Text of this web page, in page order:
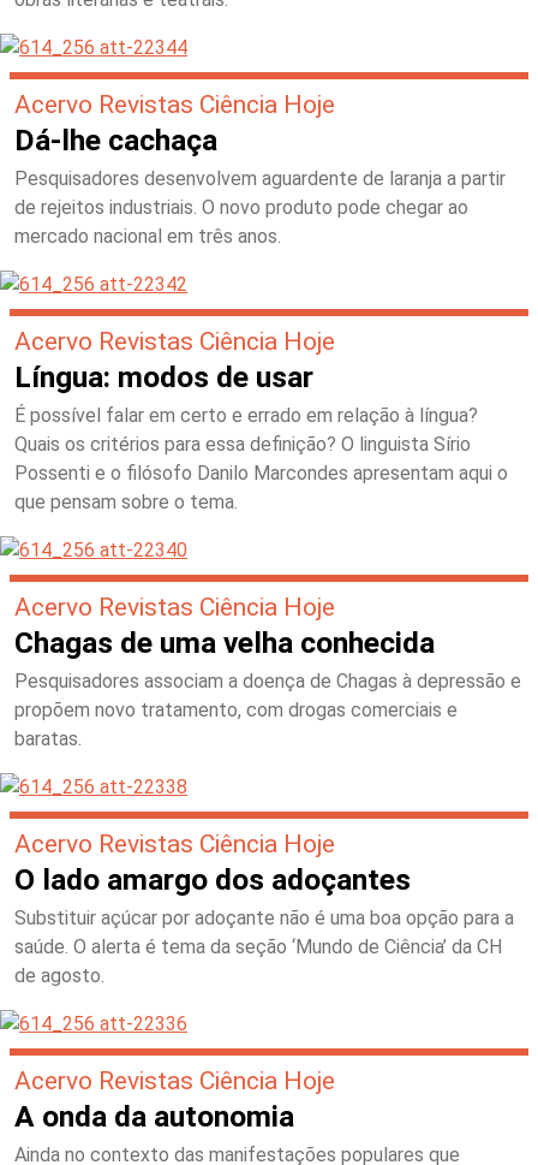
Acervo Revistas Ciência Hoje
Dá-lhe cachaça
Pesquisadores desenvolvem aguardente de laranja a partir
de rejeitos industriais. O novo produto pode chegar ao
mercado nacional em três anos.
Acervo Revistas Ciência Hoje
Língua: modos de usar
É possível falar em certo e errado em relação à língua?
Quais os critérios para essa definição? O linguista Sírio
Possenti e o filósofo Danilo Marcondes apresentam aqui o
que pensam sobre o tema.
Acervo Revistas Ciência Hoje
Chagas de uma velha conhecida
Pesquisadores associam a doença de Chagas à depressão e
propõem novo tratamento, com drogas comerciais e
baratas.
Acervo Revistas Ciência Hoje
O lado amargo dos adoçantes
Substituir açúcar por adoçante não é uma boa opção para a
saúde. O alerta é tema da seção ‘Mundo de Ciência’ da CH
de agosto.
Acervo Revistas Ciência Hoje
A onda da autonomia
Ainda no contexto das manifestações populares que